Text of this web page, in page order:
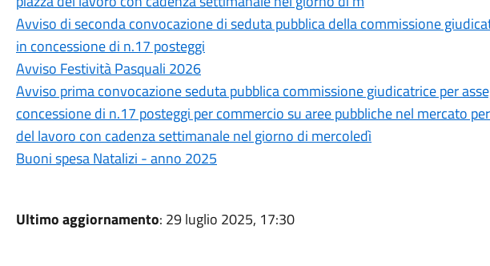
Avviso di seconda convocazione di seduta pubblica della commissione
in concessione di n.17 posteggi
Avviso Festività Pasquali 2026
Avviso prima convocazione seduta pubblica commissione giudicatrice per
concessione di n.17 posteggi per commercio su aree pubbliche nel mercato
del lavoro con cadenza settimanale nel giorno di mercoledì
Buoni spesa Natalizi - anno 2025
Ultimo aggiornamento: 29 luglio 2025, 17:30